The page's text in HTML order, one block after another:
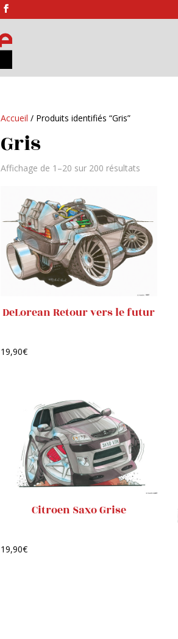
Accueil / Produits identifiés “Gris”
Gris
Affichage de 1–20 sur 200 résultats
DeLorean Retour vers le futur
19,90€
Citroen Saxo Grise
19,90€